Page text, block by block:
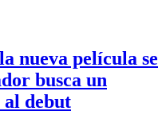
nueva película se
busca un
debut